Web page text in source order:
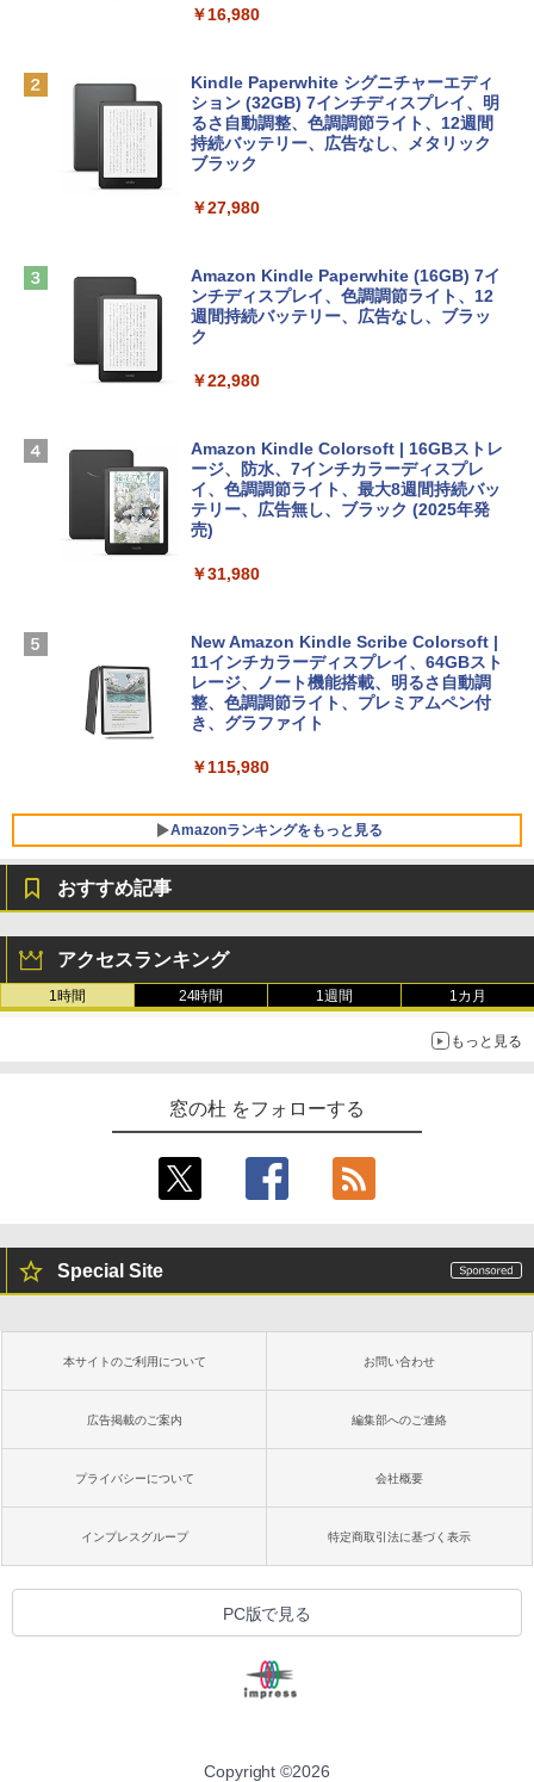
tomtoc 360°保護 15.6 16インチ パソコ
ンケース Dell NEC Lavie ASUS HP dyna
book Lenovo対応
13インチノートブック：AIとApple Intell
igence、13.6インチLiquid Retinaディ
スプレイ、16GBユニファイドメモリ、1
TB SSDストレージ、12MPセンターフレ
D - ミッドナイト
【Amazon.co.jp限定】 HP ノートパソコ
ン 15-fd 15.6インチ 16GBメモリ 512GB
SSD インテル Core 5
￥129,800
FMV ノートパソコン WE1-K3 (MS 365 P
ersonal/Copilotキー搭載/Win 11/15.6型/
Core i5/16GB/SSD 512GB/ホワイト) FM
VWK3E15W_AZ
定バーチャルアイテムを含む】 【オンラ
インゲームコード】 ロブロックス |オン
ラインコード版
￥1,600
インゲームコード】 ロブロックス | オン
ラインコード版
￥3,200
ows11、10/mac対応|PC2台
￥39,582
ト): Java & Bedrock Edition | オンライ
￥3,600
￥1,292
非エンジニア 初心者 素人 でも安心 使い
めのAIコーディング入門シリーズ
￥99
AIイラスト表現辞典: 思い通りの絵を引き
￥480
FM TOWNS ハイパー・カタログ: 本体ハ
ェクトリストと最新エミュレータ紹介
￥16,980
Kindle Paperwhite シグニチャーエディ
ション (32GB) 7インチディスプレイ、明
るさ自動調整、色調調節ライト、12週間
持続バッテリー、広告なし、メタリック
ブラック
￥27,980
Amazon Kindle Paperwhite (16GB) 7イ
ンチディスプレイ、色調調節ライト、12
週間持続バッテリー、広告なし、ブラッ
ク
￥22,980
Amazon Kindle Colorsoft | 16GBストレ
ージ、防水、7インチカラーディスプレ
イ、色調調節ライト、最大8週間持続バッ
テリー、広告無し、ブラック (2025年発
売)
￥31,980
New Amazon Kindle Scribe Colorsoft |
11インチカラーディスプレイ、64GBスト
レージ、ノート機能搭載、明るさ自動調
整、色調調節ライト、プレミアムペン付
き、グラファイト
￥115,980
Amazonランキングをもっと見る
おすすめ記事
アクセスランキング
1時間 24時間 1週間 1カ月
もっと見る
窓の杜 をフォローする
Special Site
本サイトのご利用について お問い合わせ
広告掲載のご案内 編集部へのご連絡
プライバシーについて 会社概要
インプレスグループ 特定商取引法に基づく表示
PC版で見る
Copyright ©2026